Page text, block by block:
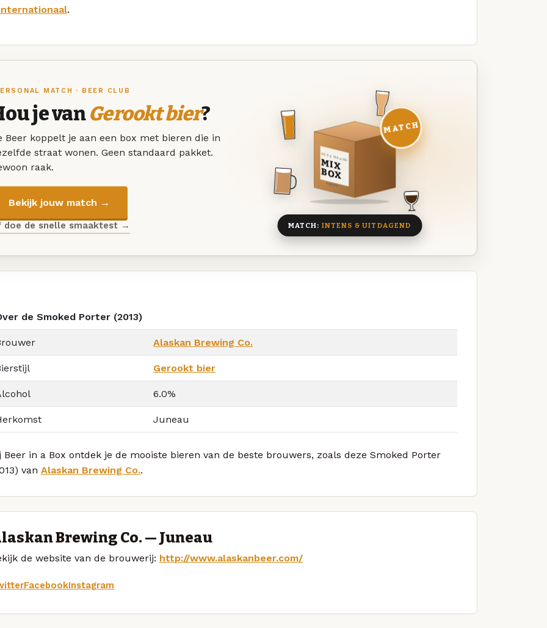
.
MATCH · BEER CLUB
je vanGerookt bier?
Beer koppelt je aan een box met bieren die in
straat wonen. Geen standaard pakket.
raak.
Bekijk jouw match →
doe de snelle smaaktest →
DEZE MAAND
MIX
BOX
8 BIEREN
MATCH
MATCH: INTENS & UITDAGEND
de Smoked Porter (2013)
Alaskan Brewing Co.
Gerookt bier
6.0%
Juneau
Beer in a Box ontdek je de mooiste bieren van de beste brouwers, zoals deze Smoked Porter
van Alaskan Brewing Co..
Brewing Co. — Juneau
de website van de brouwerij: http://www.alaskanbeer.com/
FacebookInstagram